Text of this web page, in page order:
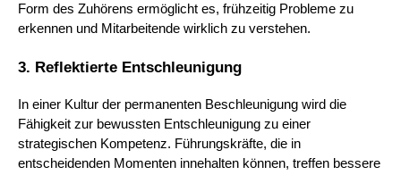
Form des Zuhörens ermöglicht es, frühzeitig Probleme zu
erkennen und Mitarbeitende wirklich zu verstehen.
3. Reflektierte Entschleunigung
In einer Kultur der permanenten Beschleunigung wird die
Fähigkeit zur bewussten Entschleunigung zu einer
strategischen Kompetenz. Führungskräfte, die in
entscheidenden Momenten innehalten können, treffen bessere